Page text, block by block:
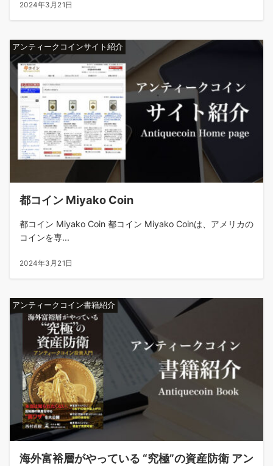
2024年3月21日
アンティークコインサイト紹介
都コイン Miyako Coin
都コイン Miyako Coin 都コイン Miyako Coinは、アメリカの
コインを専...
2024年3月21日
アンティークコイン書籍紹介
海外富裕層がやっている “究極”の資産防衛 アン